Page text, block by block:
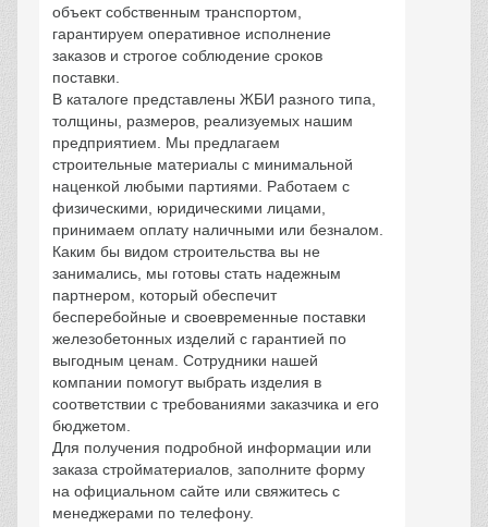
объект собственным транспортом,
гарантируем оперативное исполнение
заказов и строгое соблюдение сроков
поставки.
В каталоге представлены ЖБИ разного типа,
толщины, размеров, реализуемых нашим
предприятием. Мы предлагаем
строительные материалы с минимальной
наценкой любыми партиями. Работаем с
физическими, юридическими лицами,
принимаем оплату наличными или безналом.
Каким бы видом строительства вы не
занимались, мы готовы стать надежным
партнером, который обеспечит
бесперебойные и своевременные поставки
железобетонных изделий с гарантией по
выгодным ценам. Сотрудники нашей
компании помогут выбрать изделия в
соответствии с требованиями заказчика и его
бюджетом.
Для получения подробной информации или
заказа стройматериалов, заполните форму
на официальном сайте или свяжитесь с
менеджерами по телефону.